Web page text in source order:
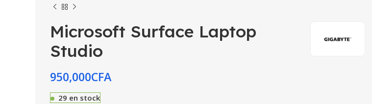
Microsoft Surface Laptop
Studio
950,000CFA
29 en stock